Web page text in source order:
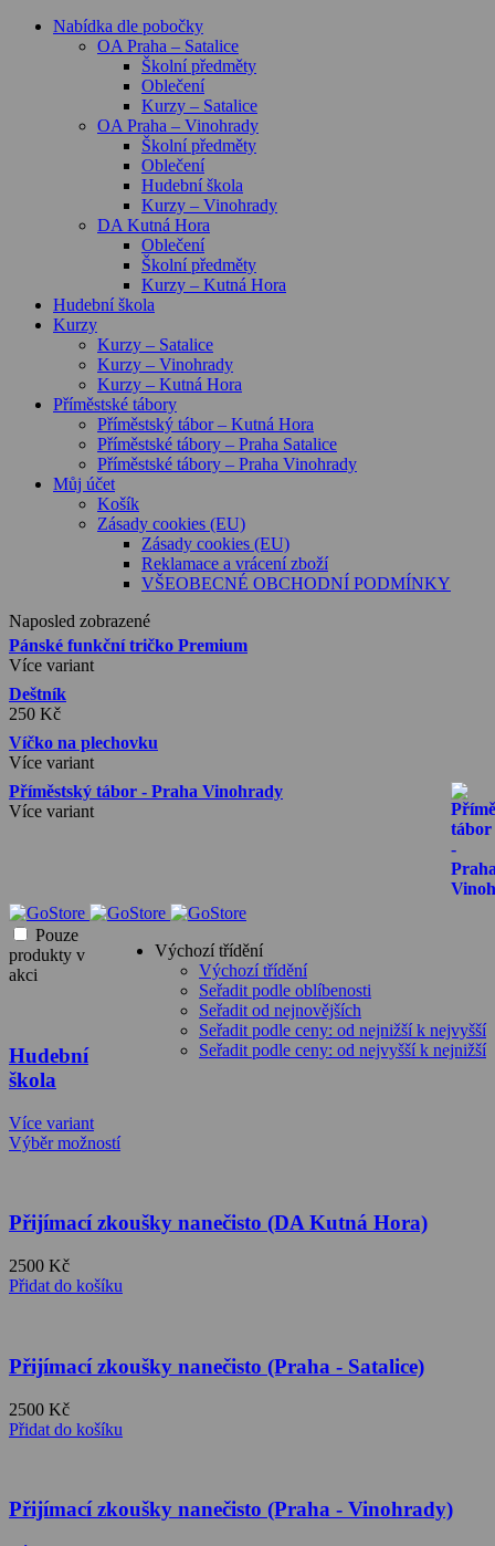
Nabídka dle pobočky
OA Praha – Satalice
Školní předměty
Oblečení
Kurzy – Satalice
OA Praha – Vinohrady
Školní předměty
Oblečení
Hudební škola
Kurzy – Vinohrady
DA Kutná Hora
Oblečení
Školní předměty
Kurzy – Kutná Hora
Hudební škola
Kurzy
Kurzy – Satalice
Kurzy – Vinohrady
Kurzy – Kutná Hora
Příměstské tábory
Příměstský tábor – Kutná Hora
Příměstské tábory – Praha Satalice
Příměstské tábory – Praha Vinohrady
Můj účet
Košík
Zásady cookies (EU)
Zásady cookies (EU)
Reklamace a vrácení zboží
VŠEOBECNÉ OBCHODNÍ PODMÍNKY
Naposled zobrazené
Pánské funkční tričko Premium
Více variant
Deštník
250 Kč
Víčko na plechovku
Více variant
Příměstský tábor - Praha Vinohrady
Více variant
Výchozí třídění
Výchozí třídění
Seřadit podle oblíbenosti
Seřadit od nejnovějších
Seřadit podle ceny: od nejnižší k nejvyšší
Seřadit podle ceny: od nejvyšší k nejnižší
Pouze
produkty v
akci
Hudební
škola
Více variant
Výběr možností
Přijímací zkoušky nanečisto (DA Kutná Hora)
2500 Kč
Přidat do košíku
Přijímací zkoušky nanečisto (Praha - Satalice)
2500 Kč
Přidat do košíku
Přijímací zkoušky nanečisto (Praha - Vinohrady)